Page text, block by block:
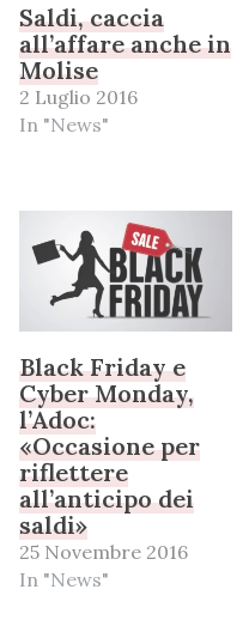
Saldi, caccia
all’affare anche in
Molise
2 Luglio 2016
In "News"
Black Friday e
Cyber Monday,
l’Adoc:
«Occasione per
riflettere
all’anticipo dei
saldi»
25 Novembre 2016
In "News"